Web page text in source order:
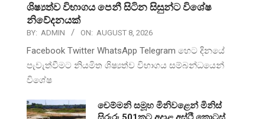
ශිෂ්‍යත්ව විභාගය පෙනී සිටින සිසුන්ට විශේෂ
නිවේදනයක්
BY: ADMIN ON: AUGUST 8, 2026
Facebook Twitter WhatsApp Telegram හෙට දිනයේ
පැවැත්වීමට නියමිත ශිෂ්‍යත්ව විභාගය සම්බන්ධයෙන්
විශේෂ
චෙම්මනි සමූහ මිනිවළෙන් මිනිස්